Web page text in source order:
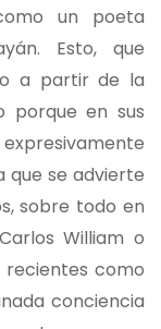
un poeta
Esto, que
a partir de la
porque en sus
que se advierte
sobre todo en
William o
recientes como
conciencia